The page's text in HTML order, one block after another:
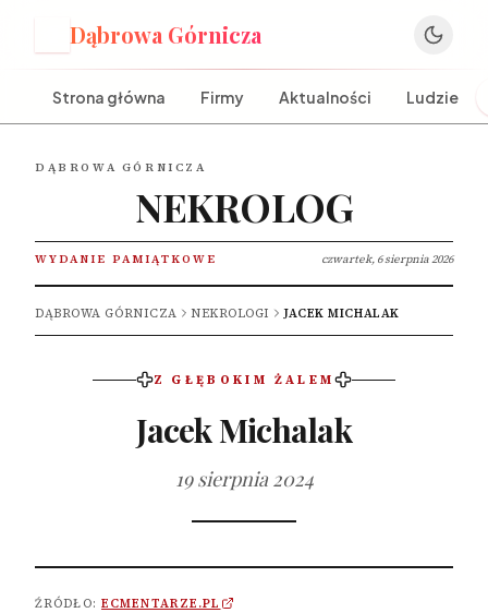
Dąbrowa Górnicza
Strona główna Firmy Aktualności Ludzie
DĄBROWA GÓRNICZA
NEKROLOG
WYDANIE PAMIĄTKOWE czwartek, 6 sierpnia 2026
DĄBROWA GÓRNICZA NEKROLOGI JACEK MICHALAK
Z GŁĘBOKIM ŻALEM
Jacek Michalak
19 sierpnia 2024
ŹRÓDŁO: ECMENTARZE.PL